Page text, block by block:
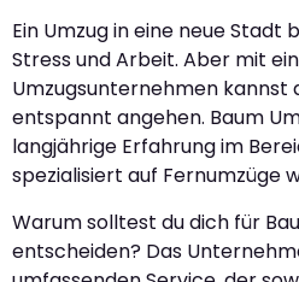
Ein Umzug in eine neue
Stress und Arbeit. Aber mit
Umzugsunternehmen kannst
entspannt angehen. Baum
langjährige Erfahrung im
spezialisiert auf Fernumzüge
Warum solltest du dich für
entscheiden? Das